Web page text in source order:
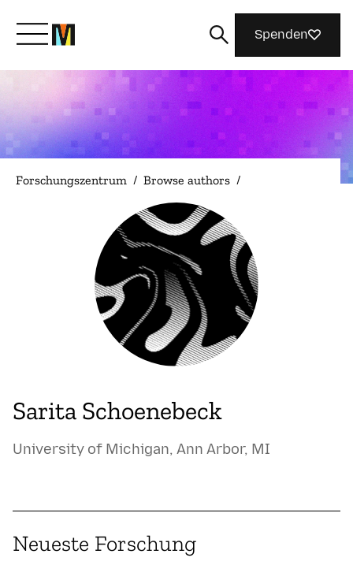
Lernen Sie Mozilla kennen
Was wir tun
Machen Sie mit
Magazin
Spenden
Forschungszentrum / Browse authors /
Sarita Schoenebeck
University of Michigan, Ann Arbor, MI
Neueste Forschung